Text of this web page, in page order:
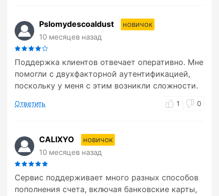
Pslomydescoaldust
новичок
10 месяцев назад
Поддержка клиентов отвечает оперативно. Мне
помогли с двухфакторной аутентификацией,
поскольку у меня с этим возникли сложности.
Ответить 1 0
CALIXYO
новичок
10 месяцев назад
Сервис поддерживает много разных способов
пополнения счета, включая банковские карты,